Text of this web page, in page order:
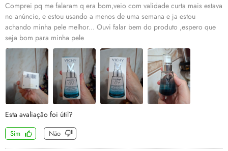
Comprei pq me falaram q era bom,veio com validade curta mais estava
no anúncio, e estou usando a menos de uma semana e ja estou
achando minha pele melhor... Ouvi falar bem do produto ,espero que
seja bom para minha pele
Esta avaliação foi útil?
Sim Não